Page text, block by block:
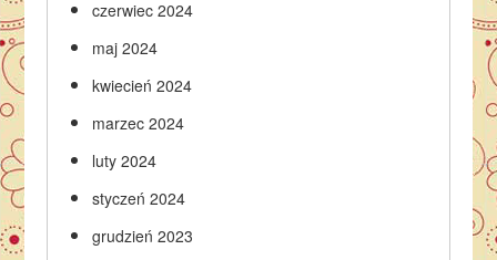
czerwiec 2024
maj 2024
kwiecień 2024
marzec 2024
luty 2024
styczeń 2024
grudzień 2023